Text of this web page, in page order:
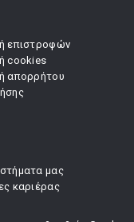
επιστροφών
cookies
απορρήτου
μας
καριέρας